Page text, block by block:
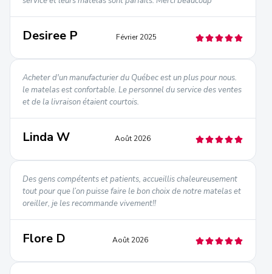
Desiree P Février 2025
Acheter d'un manufacturier du Québec est un plus pour nous.
le matelas est confortable. Le personnel du service des ventes
et de la livraison étaient courtois.
Linda W Août 2026
Des gens compétents et patients, accueillis chaleureusement
tout pour que l’on puisse faire le bon choix de notre matelas et
oreiller, je les recommande vivement!!
Flore D Août 2026